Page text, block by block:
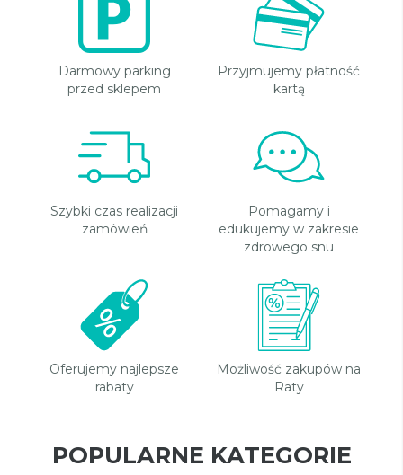
Darmowy parking
przed sklepem
Przyjmujemy płatność
kartą
Szybki czas realizacji
zamówień
Pomagamy i
edukujemy w zakresie
zdrowego snu
Oferujemy najlepsze
rabaty
Możliwość zakupów na
Raty
POPULARNE KATEGORIE